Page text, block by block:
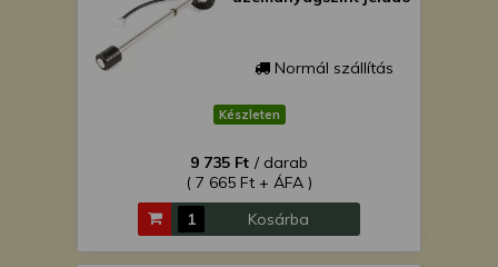
Normál szállítás
Készleten
9 735 Ft / darab
( 7 665 Ft + ÁFA )
Kosárba